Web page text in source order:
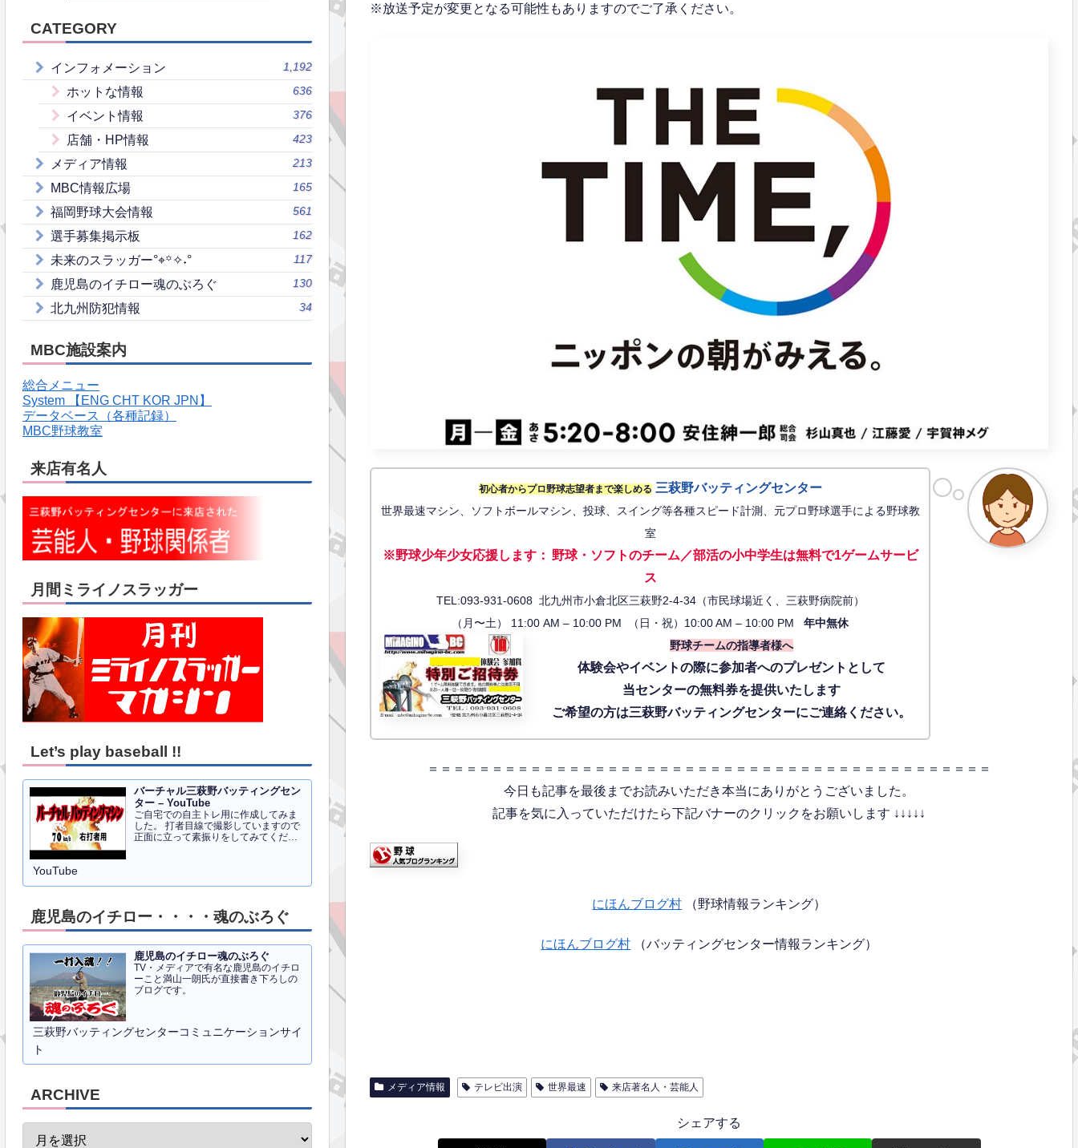
※放送予定が変更となる可能性もありますのでご了承ください。
初心者からプロ野球志望者まで楽しめる 三萩野バッティングセンター
世界最速マシン、ソフトボールマシン、投球、スイング等各種スピード計測、元プロ野球選手による野球教
室
※野球少年少女応援します： 野球・ソフトのチーム／部活の小中学生は無料で1ゲームサービ
ス
TEL:093-931-0608 北九州市小倉北区三萩野2-4-34（市民球場近く、三萩野病院前）
（月〜土） 11:00 AM – 10:00 PM （日・祝）10:00 AM – 10:00 PM年中無休
野球チームの指導者様へ
体験会やイベントの際に参加者へのプレゼントとして
当センターの無料券を提供いたします
ご希望の方は三萩野バッティングセンターにご連絡ください。
＝＝＝＝＝＝＝＝＝＝＝＝＝＝＝＝＝＝＝＝＝＝＝＝＝＝＝＝＝＝＝＝＝＝＝＝＝＝＝＝＝＝＝＝
今日も記事を最後までお読みいただき本当にありがとうございました。
記事を気に入っていただけたら下記バナーのクリックをお願いします ↓↓↓↓↓
にほんブログ村 （野球情報ランキング）
にほんブログ村 （バッティングセンター情報ランキング）
メディア情報 テレビ出演 世界最速 来店著名人・芸能人
シェアする
CATEGORY
インフォメーション 1,192
ホットな情報 636
イベント情報 376
店舗・HP情報 423
メディア情報 213
MBC情報広場 165
福岡野球大会情報 561
選手募集掲示板 162
未来のスラッガー°⌖꙳✧˖° 117
鹿児島のイチロー魂のぶろぐ 130
北九州防犯情報 34
MBC施設案内
総合メニュー
System 【ENG CHT KOR JPN】
データベース（各種記録）
MBC野球教室
来店有名人
月間ミライノスラッガー
Let’s play baseball !!
バーチャル三萩野バッティングセン
ター – YouTube
ご自宅での自主トレ用に作成してみま
した。 打者目線で撮影していますので
正面に立って素振りをしてみてくださ
YouTube
鹿児島のイチロー・・・・魂のぶろぐ
鹿児島のイチロー魂のぶろぐ
TV・メディアで有名な鹿児島のイチロ
ーこと満山一朗氏が直接書き下ろしの
ブログです。
三萩野バッティングセンターコミュニケーションサイ
ト
ARCHIVE